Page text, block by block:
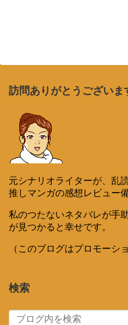
訪問ありがとうございま
元シナリオライターが、乱
推しマンガの感想レビュー
私のつたないネタバレが手
が見つかると幸せです。
（このブログはプロモーシ
検索